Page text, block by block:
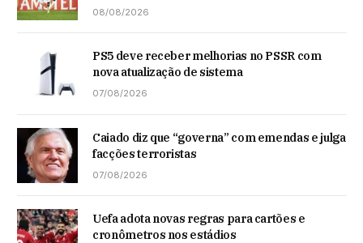
08/08/2026
PS5 deve receber melhorias no PSSR com
nova atualização de sistema
07/08/2026
Caiado diz que “governa” com emendas e julga
facções terroristas
07/08/2026
Uefa adota novas regras para cartões e
cronômetros nos estádios